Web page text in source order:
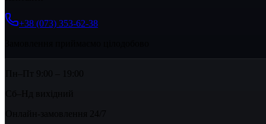
+38 (073) 353-62-38
Пн–Пт 9:00 – 19:00
Сб–Нд вихідний